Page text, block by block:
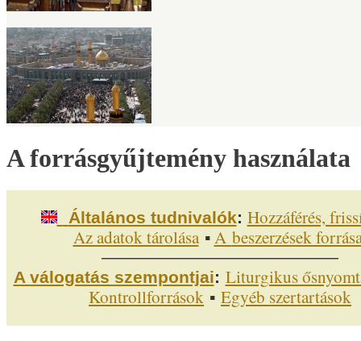
A forrásgyűjtemény használata
Általános tudnivalók: Hozzáférés,
Az adatok tárolása▪A beszerzések
——————————————
A válogatás szempontjai: Liturgikus
Kontrollforrások ▪ Egyéb szertartások